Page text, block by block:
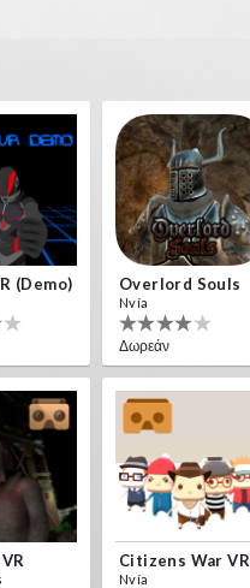
(Demo) Overlord Souls
Nvía
Δωρεάν
Citizens War VR
Nvía